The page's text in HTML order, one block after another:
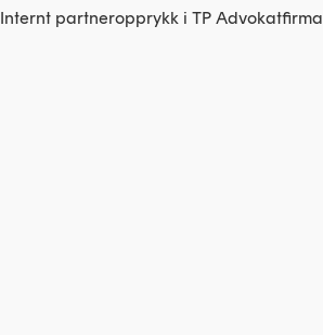
Internt partneropprykk i TP Advokatfirma